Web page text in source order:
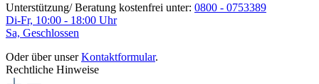
Unterstützung/ Beratung kostenfrei unter: 0800 - 0753389
Di-Fr, 10:00 - 18:00 Uhr
Sa, Geschlossen
Oder über unserKontaktformular.
Rechtliche Hinweise